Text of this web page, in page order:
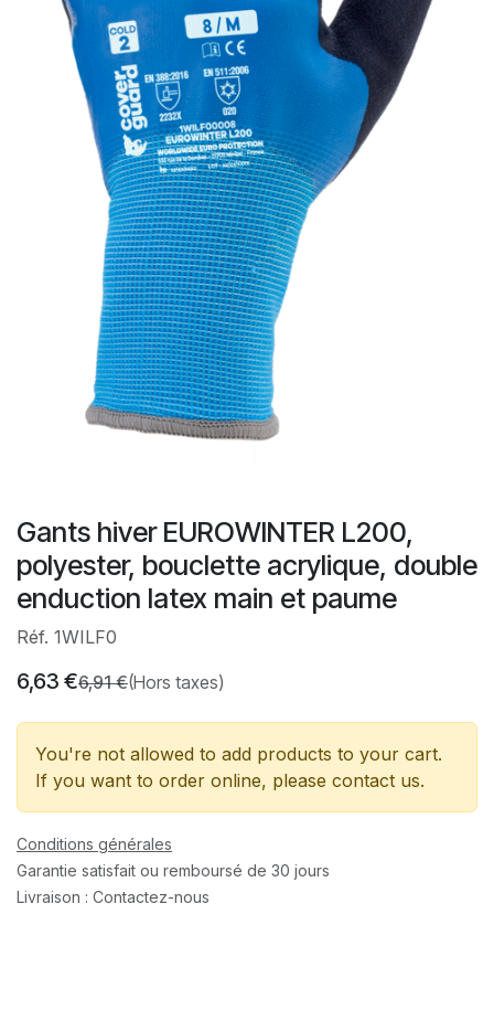
Gants hiver EUROWINTER L200,
polyester, bouclette acrylique, double
enduction latex main et paume
Réf. 1WILF0
6,63 €6,91€(Hors taxes)
You're not allowed to add products to your cart.
If you want to order online, please contact us.
Conditions générales
Garantie satisfait ou remboursé de 30 jours
Livraison : Contactez-nous